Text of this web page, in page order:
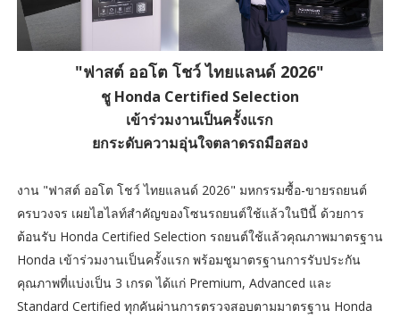
"ฟาสต์ ออโต โชว์ ไทยแลนด์ 2026"
ชู Honda Certified Selection
เข้าร่วมงานเป็นครั้งแรก
ยกระดับความอุ่นใจตลาดรถมือสอง
งาน "ฟาสต์ ออโต โชว์ ไทยแลนด์ 2026" มหกรรมซื้อ-ขายรถยนต์
ครบวงจร เผยไฮไลท์สำคัญของโซนรถยนต์ใช้แล้วในปีนี้ ด้วยการ
ต้อนรับ Honda Certified Selection รถยนต์ใช้แล้วคุณภาพมาตรฐาน
Honda เข้าร่วมงานเป็นครั้งแรก พร้อมชูมาตรฐานการรับประกัน
คุณภาพที่แบ่งเป็น 3 เกรด ได้แก่ Premium, Advanced และ
Standard Certified ทุกคันผ่านการตรวจสอบตามมาตรฐาน Honda